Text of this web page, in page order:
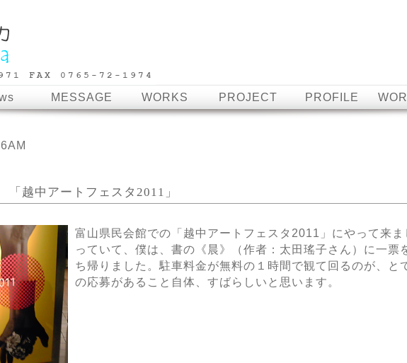
MESSAGE WORKS PROJECT PROFILE
越中アートフェスタ2011」
富山県民会館での「越中アートフェスタ2011」にやって来
っていて、僕は、書の《晨》（作者：太田瑤子さん）に一
ち帰りました。駐車料金が無料の１時間で観て回るのが、と
の応募があること自体、すばらしいと思います。